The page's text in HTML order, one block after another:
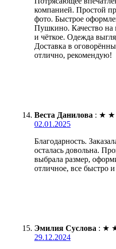
компанией. Простой
фото. Быстрое
Пушкино. Качество на
и чёткое. Одежда
Доставка в
отлично, рекомендую!
Веста Данилова : ★ ★
02.01.2025
Благодарность.
осталась довольна.
выбрала размер,
отличное, все быстро
Эмилия Суслова : ★
29.12.2024